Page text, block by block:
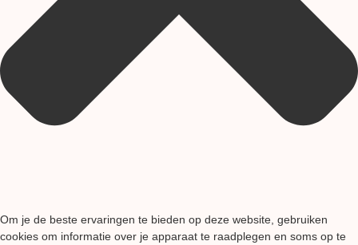
Om je de beste ervaringen te bieden op deze website, gebruiken
cookies om informatie over je apparaat te raadplegen en soms op te